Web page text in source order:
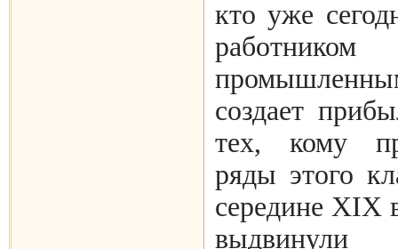
кто уже
создает
тех, кому
ряды этого
середине XIX
выдвинули